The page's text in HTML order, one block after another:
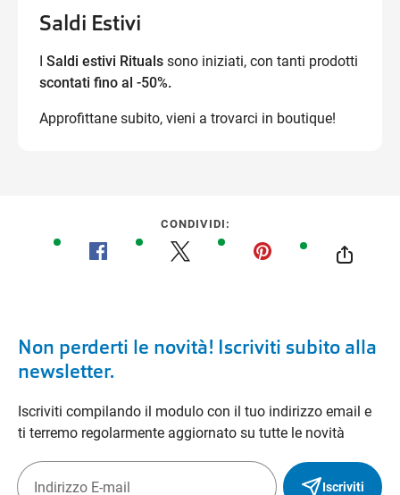
Saldi Estivi
I Saldi estivi Rituals sono iniziati, con tanti prodotti
scontati fino al -50%.
Approfittane subito, vieni a trovarci in boutique!
CONDIVIDI:
Non perderti le novità! Iscriviti subito alla
newsletter.
Iscriviti compilando il modulo con il tuo indirizzo email e
ti terremo regolarmente aggiornato su tutte le novità
Iscriviti